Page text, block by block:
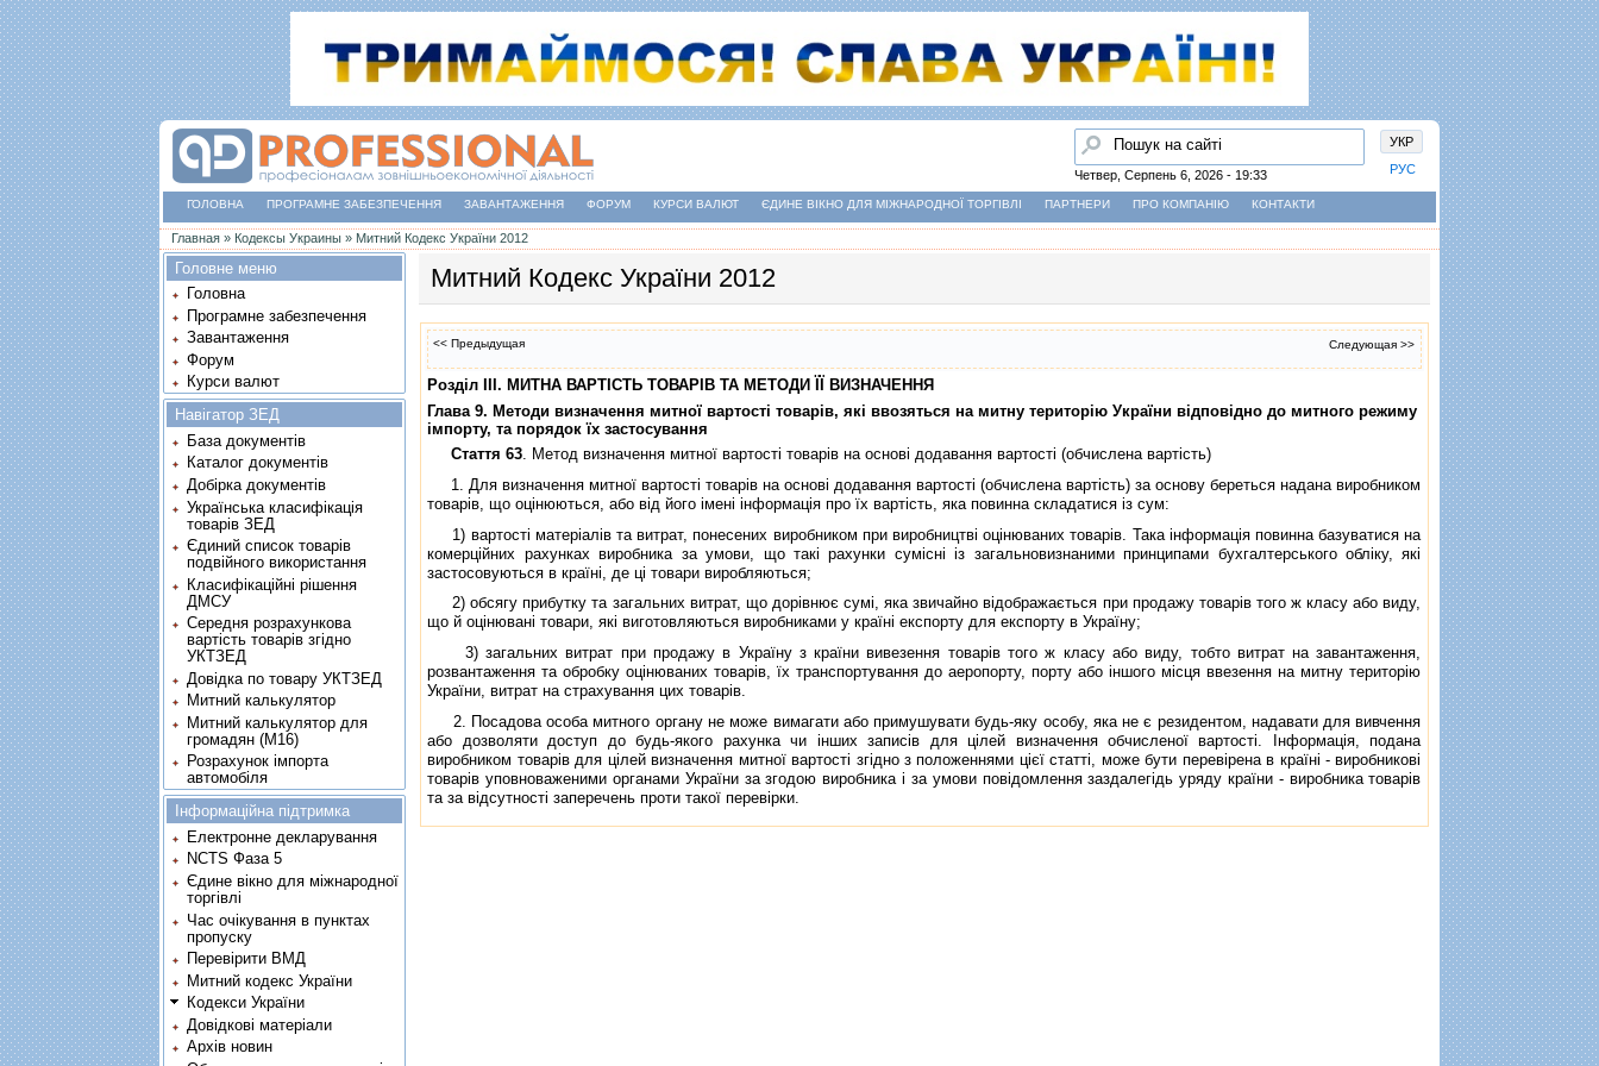
УКР
РУС
Пошук
Четвер, Серпень 6, 2026 - 19:33
ГОЛОВНА ПРОГРАМНЕ ЗАБЕЗПЕЧЕННЯ ЗАВАНТАЖЕННЯ ФОРУМ КУРСИ ВАЛЮТ ЄДИНЕ ВІКНО ДЛЯ МІЖНАРОДНОЇ ТОРГІВЛІ ПАРТНЕРИ ПРО КОМПАНІЮ КОНТАКТИ
Ви є тут
Главная » Кодексы Украины » Митний Кодекс України 2012
Митний Кодекс України 2012
<< Предыдущая Следующая >>
Роздiл III. МИТНА ВАРТIСТЬ ТОВАРIВ ТА МЕТОДИ ЇЇ ВИЗНАЧЕННЯ
Глава 9. Методи визначення митної вартостi товарiв, якi ввозяться на митну територiю України вiдповiдно до митного режиму
iмпорту, та порядок їх застосування
Стаття 63. Метод визначення митної вартостi товарiв на основi додавання вартостi (обчислена вартiсть)
1. Для визначення митної вартостi товарiв на основi додавання вартостi (обчислена вартiсть) за основу береться надана виробником
товарiв, що оцiнюються, або вiд його iменi iнформацiя про їх вартiсть, яка повинна складатися iз сум:
1) вартостi матерiалiв та витрат, понесених виробником при виробництвi оцiнюваних товарiв. Така iнформацiя повинна базуватися на
комерцiйних рахунках виробника за умови, що такi рахунки сумiснi iз загальновизнаними принципами бухгалтерського облiку, якi
застосовуються в країнi, де цi товари виробляються;
2) обсягу прибутку та загальних витрат, що дорiвнює сумi, яка звичайно вiдображається при продажу товарiв того ж класу або виду,
що й оцiнюванi товари, якi виготовляються виробниками у країнi експорту для експорту в Україну;
3) загальних витрат при продажу в Україну з країни вивезення товарiв того ж класу або виду, тобто витрат на завантаження,
розвантаження та обробку оцiнюваних товарiв, їх транспортування до аеропорту, порту або iншого мiсця ввезення на митну територiю
України, витрат на страхування цих товарiв.
2. Посадова особа митного органу не може вимагати або примушувати будь-яку особу, яка не є резидентом, надавати для вивчення
або дозволяти доступ до будь-якого рахунка чи iнших записiв для цiлей визначення обчисленої вартостi. Iнформацiя, подана
виробником товарiв для цiлей визначення митної вартостi згiдно з положеннями цiєї статтi, може бути перевiрена в країнi - виробниковi
товарiв уповноваженими органами України за згодою виробника i за умови повiдомлення заздалегiдь уряду країни - виробника товарiв
та за вiдсутностi заперечень проти такої перевiрки.
Головне меню
Головна
Програмне забезпечення
Завантаження
Форум
Курси валют
Навігатор ЗЕД
База документів
Каталог документів
Добірка документів
Українська класифікація
товарів ЗЕД
Єдиний список товарів
подвійного використання
Класифікаційні рішення
ДМСУ
Середня розрахункова
вартість товарів згідно
УКТЗЕД
Довідка по товару УКТЗЕД
Митний калькулятор
Митний калькулятор для
громадян (М16)
Розрахунок імпорта
автомобіля
Інформаційна підтримка
Електронне декларування
NCTS Фаза 5
Єдине вікно для міжнародної
торгівлі
Час очікування в пунктах
пропуску
Перевірити ВМД
Митний кодекс України
Кодекси України
Довідкові матеріали
Архів новин